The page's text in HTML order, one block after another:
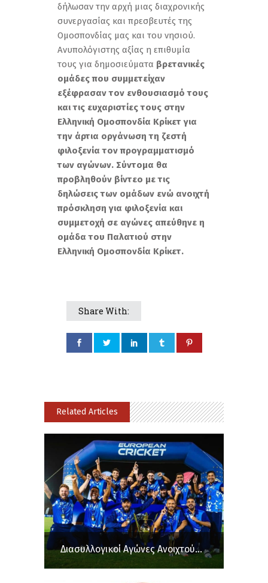
δήλωσαν την αρχή μιας διαχρονικής
συνεργασίας και πρεσβευτές της
Ομοσπονδίας μας και του νησιού.
Ανυπολόγιστης αξίας η επιθυμία
τους για δημοσιεύματα βρετανικές
ομάδες που συμμετείχαν
εξέφρασαν τον ενθουσιασμό τους
και τις ευχαριστίες τους στην
Ελληνική Ομοσπονδία Κρίκετ για
την άρτια οργάνωση τη ζεστή
φιλοξενία τον προγραμματισμό
των αγώνων. Σύντομα θα
προβληθούν βίντεο με τις
δηλώσεις των ομάδων ενώ ανοιχτή
πρόσκληση για φιλοξενία και
συμμετοχή σε αγώνες απεύθηνε η
ομάδα του Παλατιού στην
Ελληνική Ομοσπονδία Κρίκετ.
Share With:
Related Articles
Διασυλλογικοί Αγώνες Ανοιχτού...